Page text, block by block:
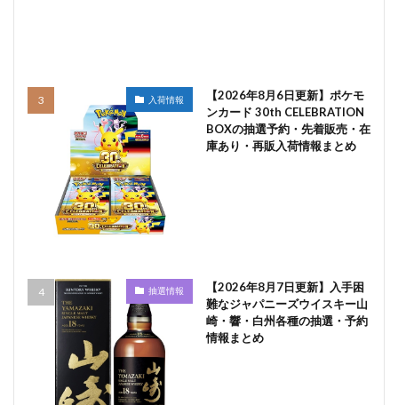
入荷情報
【2026年8月6日更新】ポケモ
ンカード 30th CELEBRATION
BOXの抽選予約・先着販売・在
庫あり・再販入荷情報まとめ
抽選情報
【2026年8月7日更新】入手困
難なジャパニーズウイスキー山
崎・響・白州各種の抽選・予約
情報まとめ